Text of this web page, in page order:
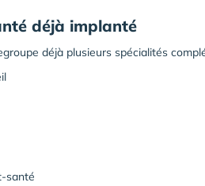
déjà implanté
déjà plusieurs spécialités
santé